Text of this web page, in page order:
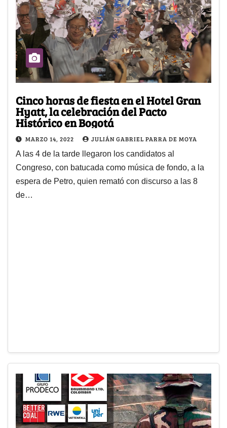
Cinco horas de fiesta en el Hotel Gran
Hyatt, la celebración del Pacto
Histórico en Bogotá
MARZO 14, 2022 JULIÁN GABRIEL PARRA DE MOYA
A las 4 de la tarde llegaron los candidatos al
Congreso, con batucada como música de fondo, a la
espera de Petro, quien remató con discurso a las 8
de…